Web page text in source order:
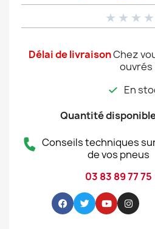
★ ★ ★ ★
Délai de livraisonChez
ouvrés
En
Quantité
Conseils techniques
de vos pneus
03 83 89 77 75